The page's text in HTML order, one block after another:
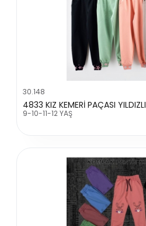
30.148
4833 KIZ KEMERİ PAÇASI
9-10-11-12 YAŞ